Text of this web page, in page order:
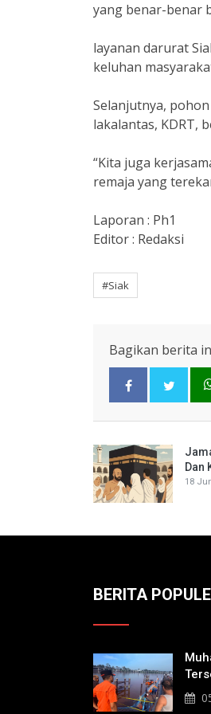
yang benar-benar
layanan darurat
keluhan
Selanjutnya,
lakalantas, KDRT,
“Kita juga
remaja yang
Laporan : Ph1
Editor : Redaksi
#Siak
Bagikan berita
Dan
18
BERITA